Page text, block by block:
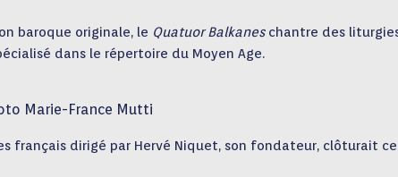
baroque originale, le Quatuor Balkaneschantre des
dans le répertoire du Moyen Age.
Marie-France Mutti
français dirigé par Hervé Niquet, son fondateur, clôturait ce